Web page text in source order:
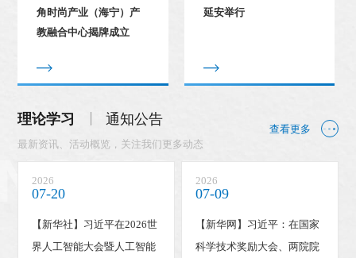
角时尚产业（海宁）产
教融合中心揭牌成立
延安举行
理论学习 通知公告
最新资讯、活动概览，关注我们更多动态
查看更多
2026
07-20
【新华社】习近平在2026世
界人工智能大会暨人工智能
2026
07-09
【新华网】习近平：在国家
科学技术奖励大会、两院院